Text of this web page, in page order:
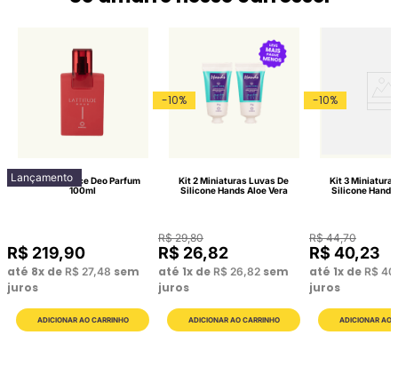
Lançamento
Lattitude Race Deo Parfum
100ml
R$ 219,90
até 8x de R$ 27,48 sem
juros
-10%
Kit 2 Miniaturas Luvas De
Silicone Hands Aloe Vera
R$ 29,80
R$ 26,82
até 1x de R$ 26,82 sem
juros
-10%
Kit 3
Silicone Hands
R$ 44,70
R$ 40,23
até 1x de R$ 40
juros